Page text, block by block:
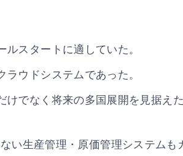
multibookを導入しました。インドネシ
件対応機能やシンプルなUI、連結会計
スタートに適していた。
ウドシステムであった。
けでなく将来の多国展開を見据え
い生産管理・原価管理システムも